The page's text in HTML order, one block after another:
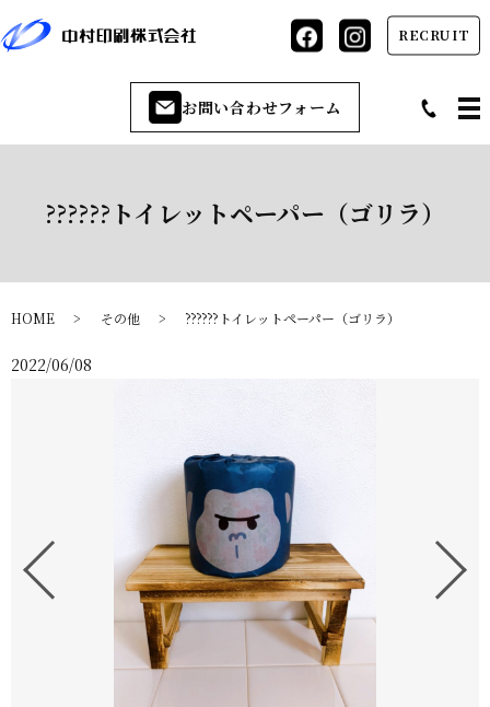
お問い合わせフォーム
RECRUIT
??????トイレットペーパー（ゴリラ）
HOME その他 ??????トイレットペーパー（ゴリラ）
2022/06/08